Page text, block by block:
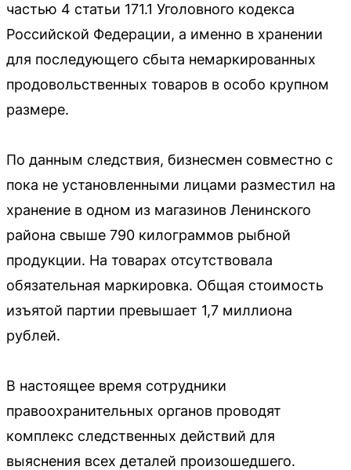
частью 4 статьи 171.1 Уголовного кодекса
Российской Федерации, а именно в хранении
для последующего сбыта немаркированных
продовольственных товаров в особо крупном
размере.
По данным следствия, бизнесмен совместно с
пока не установленными лицами разместил на
хранение в одном из магазинов Ленинского
района свыше 790 килограммов рыбной
продукции. На товарах отсутствовала
обязательная маркировка. Общая стоимость
изъятой партии превышает 1,7 миллиона
рублей.
В настоящее время сотрудники
правоохранительных органов проводят
комплекс следственных действий для
выяснения всех деталей произошедшего.